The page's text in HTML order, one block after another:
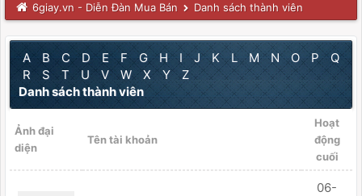
6giay.vn - Diễn Đàn Mua Bán Danh sách thành viên
A B C D E F G H I J K L M N O P
Q
R
S T U V W X Y
Z
Danh sách thành viên
Ảnh đại
diện
Tên tài khoản
Hoạt
động
cuối
06-